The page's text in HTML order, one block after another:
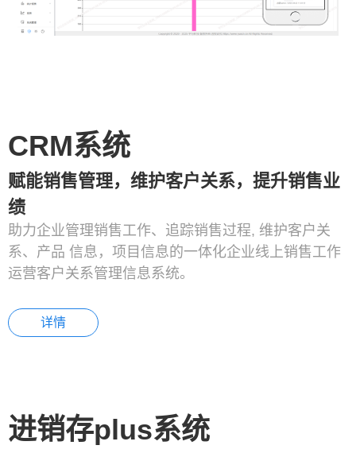
CRM系统
赋能销售管理，维护客户关系，提升销售业
绩
助力企业管理销售工作、追踪销售过程, 维护客户关
系、产品 信息，项目信息的一体化企业线上销售工作
运营客户关系管理信息系统。
详情
进销存plus系统